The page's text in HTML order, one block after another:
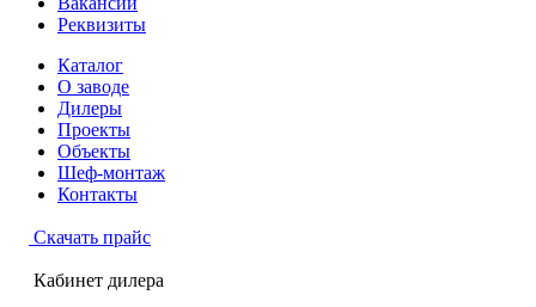
Реквизиты
Каталог
О заводе
Дилеры
Проекты
Объекты
Шеф-монтаж
Контакты
Скачать прайс
Кабинет дилера